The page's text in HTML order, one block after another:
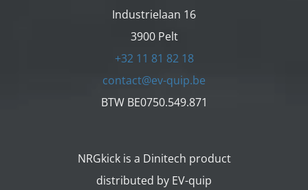
Industrielaan 16
3900 Pelt
+32 11 81 82 18
contact@ev-quip.be
BTW BE0750.549.871
NRGkick is a Dinitech product
distributed by EV-quip